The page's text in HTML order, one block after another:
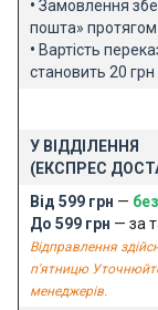
• Замовлення
пошта» протягом
• Вартість
становить 20
У ВІДДІЛЕННЯ
(ЕКСПРЕС
Від 599 грн —
До 599 грн — за
Відправлення
п'ятницю
менеджерів.